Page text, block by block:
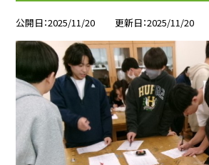
公開日 2025/11/20 更新日 2025/11/20